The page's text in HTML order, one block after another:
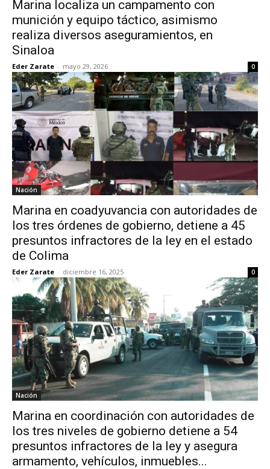
Marina localiza un campamento con
munición y equipo táctico, asimismo
realiza diversos aseguramientos, en
Sinaloa
Eder Zarate - mayo 29, 2026 0
Nación
Marina en coadyuvancia con autoridades de
los tres órdenes de gobierno, detiene a 45
presuntos infractores de la ley en el estado
de Colima
Eder Zarate - diciembre 16, 2025 0
Nación
Marina en coordinación con autoridades de
los tres niveles de gobierno detiene a 54
presuntos infractores de la ley y asegura
armamento, vehículos, inmuebles...